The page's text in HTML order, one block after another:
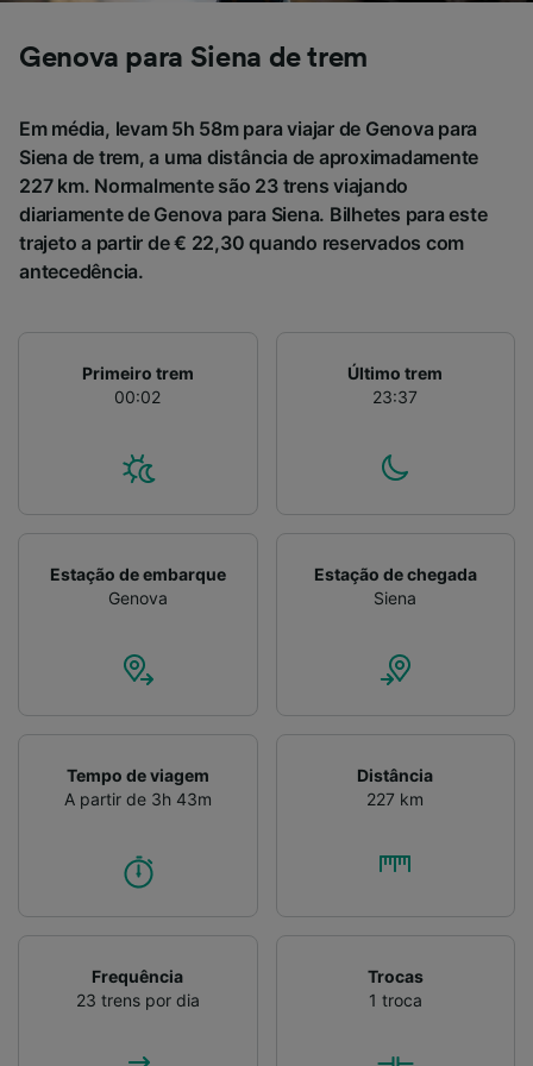
Genova para Siena de trem
Em média, levam 5h 58m para viajar de Genova para
Siena de trem, a uma distância de aproximadamente
227 km. Normalmente são 23 trens viajando
diariamente de Genova para Siena. Bilhetes para este
trajeto a partir de € 22,30 quando reservados com
antecedência.
Primeiro trem
00:02
Último trem
23:37
Estação de embarque
Genova
Estação de chegada
Siena
Tempo de viagem
A partir de 3h 43m
Distância
227 km
Frequência
23 trens por dia
Trocas
1 troca
se você tiver pedido para não ser rastreado.
dados para fornecer:
Usar dados exatos de geolocalização.
Verificar ativamente as características do
dispositivo para identificação. Armazenar e/ou
acessar informações em um dispositivo.
Publicidade e conteúdo personalizados,
medição de publicidade e conteúdo, pesquisa
Lista de parceiros (fornecedores)